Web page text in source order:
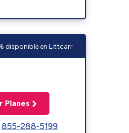
disponible en Littcarr
Planes
855-288-5199